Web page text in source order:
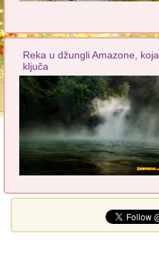
Reka u džungli Amazone, koja
ključa